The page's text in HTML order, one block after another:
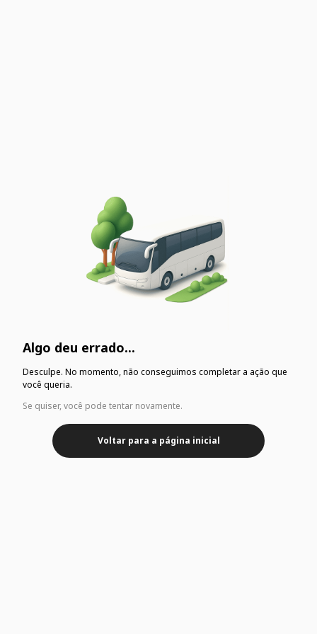
Algo deu errado...
Desculpe. No momento, não conseguimos completar a ação que
você queria.
Se quiser, você pode tentar novamente.
Voltar para a página inicial